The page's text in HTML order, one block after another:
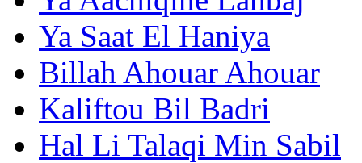
Ya Saat El Haniya
Billah Ahouar Ahouar
Kaliftou Bil Badri
Hal Li Talaqi Min Sabil